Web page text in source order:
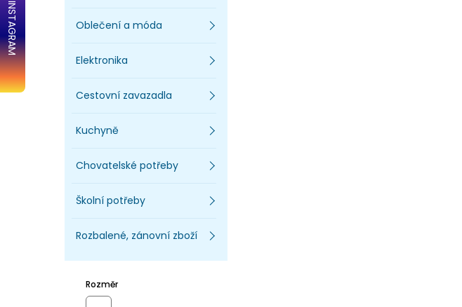
INSTAGRAM Oblečení a móda
Elektronika
Cestovní zavazadla
Kuchyně
Chovatelské potřeby
Školní potřeby
Rozbalené, zánovní zboží
Rozměr